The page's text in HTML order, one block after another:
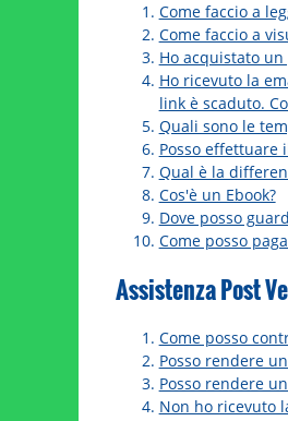
Come faccio a
Come faccio a
Ho acquistato
Ho ricevuto la
link è scaduto.
Quali sono le
Posso
Qual è la
Cos'è un Ebook?
Dove posso
Come posso
Assistenza Post
Come posso
Posso rendere
Posso rendere
Non ho ricevuto